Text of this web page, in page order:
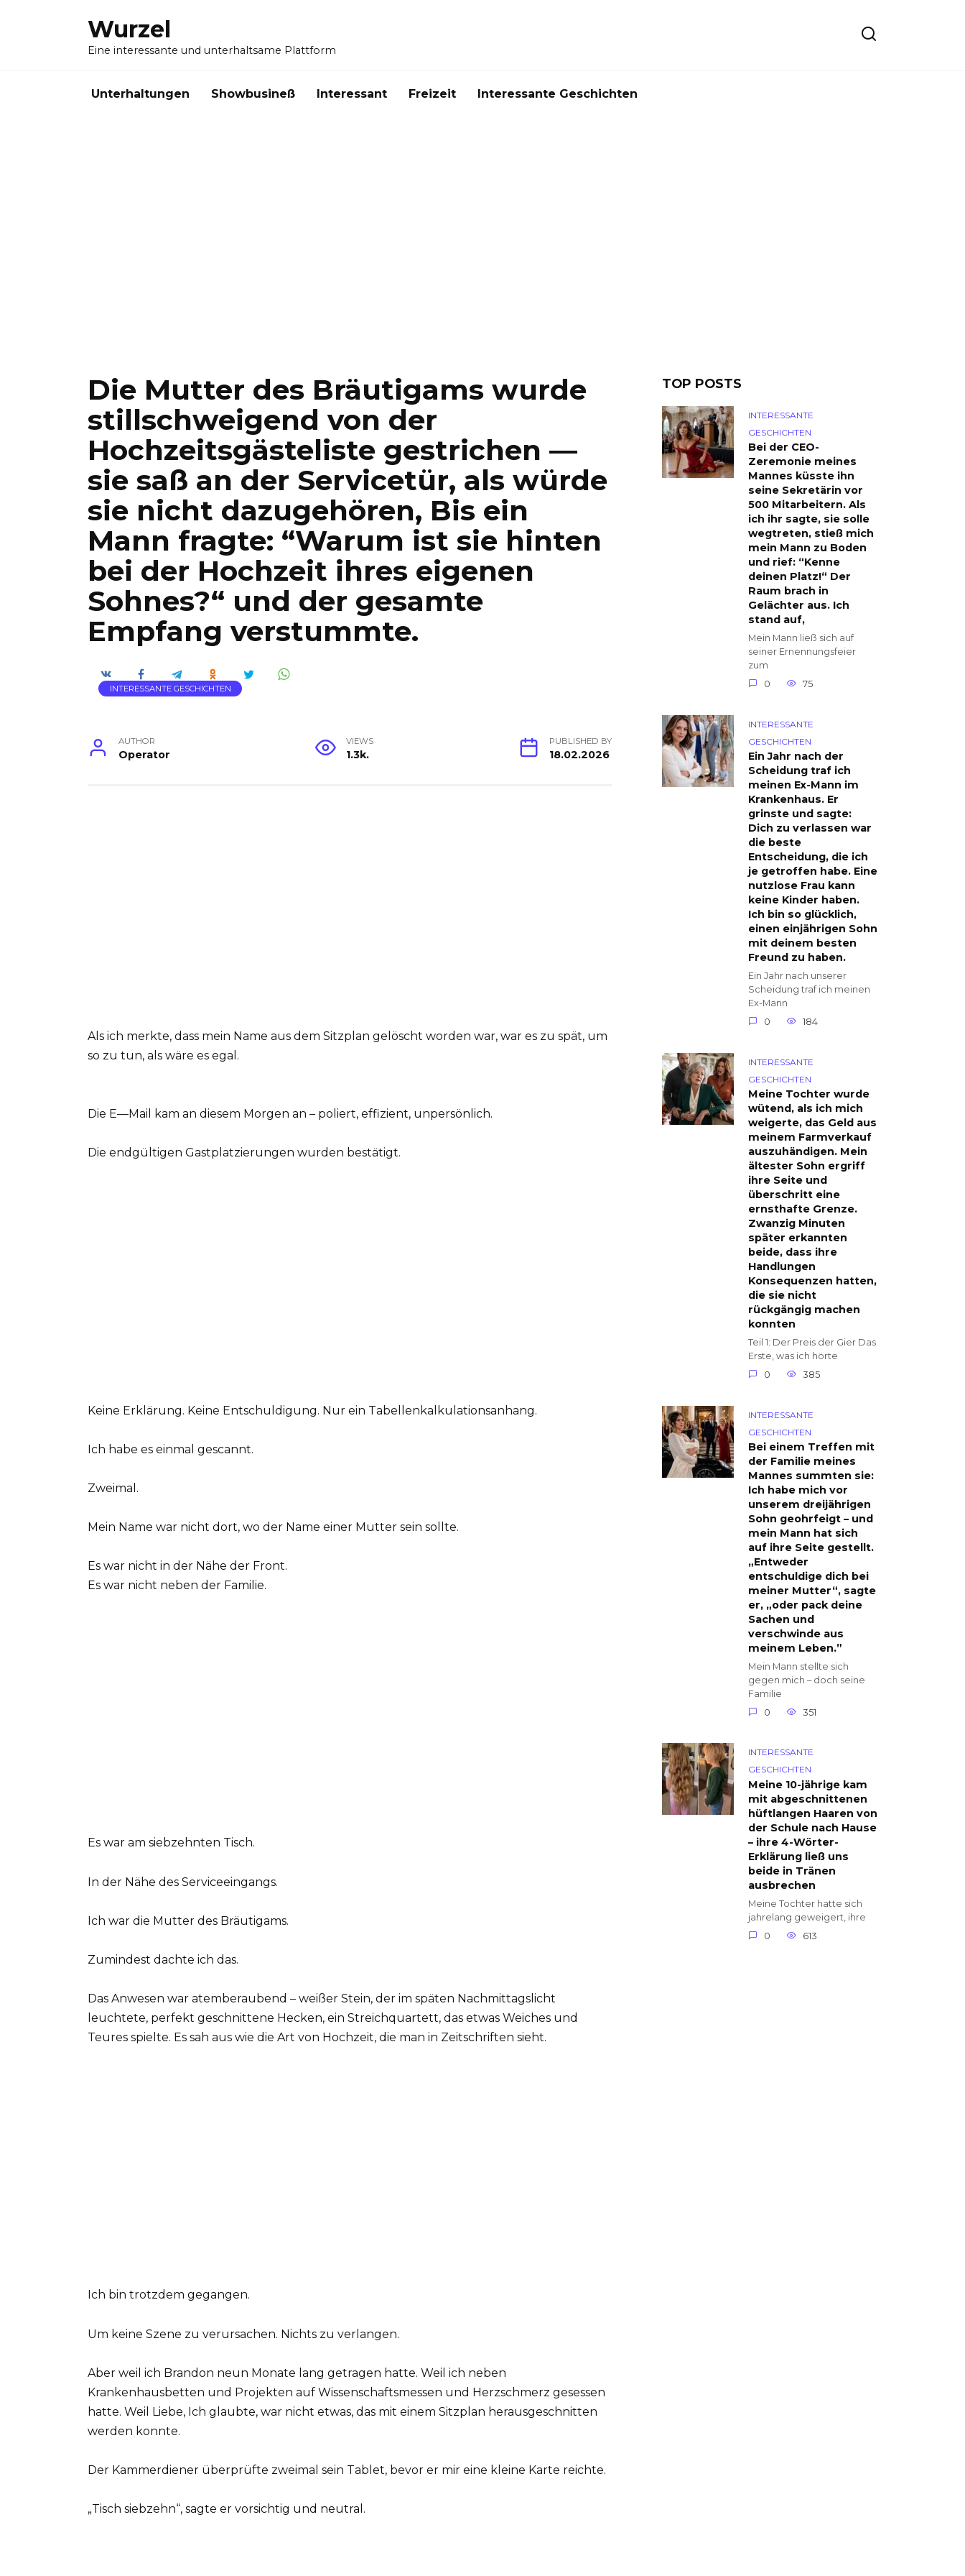
Wurzel
Eine interessante und unterhaltsame Plattform
Unterhaltungen Showbusineß Interessant Freizeit Interessante Geschichten
Die Mutter des Bräutigams wurde
stillschweigend von der
Hochzeitsgästeliste gestrichen —
sie saß an der Servicetür, als würde
sie nicht dazugehören, Bis ein
Mann fragte: “Warum ist sie hinten
bei der Hochzeit ihres eigenen
Sohnes?“ und der gesamte
Empfang verstummte.
INTERESSANTE GESCHICHTEN
AUTHOR
Operator
VIEWS
1.3k.
PUBLISHED BY
18.02.2026
Als ich merkte, dass mein Name aus dem Sitzplan gelöscht worden war, war es zu spät, um
so zu tun, als wäre es egal.
Die E—Mail kam an diesem Morgen an – poliert, effizient, unpersönlich.
Die endgültigen Gastplatzierungen wurden bestätigt.
Keine Erklärung. Keine Entschuldigung. Nur ein Tabellenkalkulationsanhang.
Ich habe es einmal gescannt.
Zweimal.
Mein Name war nicht dort, wo der Name einer Mutter sein sollte.
Es war nicht in der Nähe der Front.
Es war nicht neben der Familie.
Es war am siebzehnten Tisch.
In der Nähe des Serviceeingangs.
Ich war die Mutter des Bräutigams.
Zumindest dachte ich das.
Das Anwesen war atemberaubend – weißer Stein, der im späten Nachmittagslicht
leuchtete, perfekt geschnittene Hecken, ein Streichquartett, das etwas Weiches und
Teures spielte. Es sah aus wie die Art von Hochzeit, die man in Zeitschriften sieht.
Ich bin trotzdem gegangen.
Um keine Szene zu verursachen. Nichts zu verlangen.
Aber weil ich Brandon neun Monate lang getragen hatte. Weil ich neben
Krankenhausbetten und Projekten auf Wissenschaftsmessen und Herzschmerz gesessen
hatte. Weil Liebe, Ich glaubte, war nicht etwas, das mit einem Sitzplan herausgeschnitten
werden konnte.
Der Kammerdiener überprüfte zweimal sein Tablet, bevor er mir eine kleine Karte reichte.
„Tisch siebzehn“, sagte er vorsichtig und neutral.
TOP POSTS
INTERESSANTE
GESCHICHTEN
Bei der CEO-
Zeremonie meines
Mannes küsste ihn
seine Sekretärin vor
500 Mitarbeitern. Als
ich ihr sagte, sie solle
wegtreten, stieß mich
mein Mann zu Boden
und rief: “Kenne
deinen Platz!“ Der
Raum brach in
Gelächter aus. Ich
stand auf,
Mein Mann ließ sich auf
seiner Ernennungsfeier
zum
0
75
INTERESSANTE
GESCHICHTEN
Ein Jahr nach der
Scheidung traf ich
meinen Ex-Mann im
Krankenhaus. Er
grinste und sagte:
Dich zu verlassen war
die beste
Entscheidung, die ich
je getroffen habe. Eine
nutzlose Frau kann
keine Kinder haben.
Ich bin so glücklich,
einen einjährigen Sohn
mit deinem besten
Freund zu haben.
Ein Jahr nach unserer
Scheidung traf ich meinen
Ex-Mann
0
184
INTERESSANTE
GESCHICHTEN
Meine Tochter wurde
wütend, als ich mich
weigerte, das Geld aus
meinem Farmverkauf
auszuhändigen. Mein
ältester Sohn ergriff
ihre Seite und
überschritt eine
ernsthafte Grenze.
Zwanzig Minuten
später erkannten
beide, dass ihre
Handlungen
Konsequenzen hatten,
die sie nicht
rückgängig machen
konnten
Teil 1: Der Preis der Gier Das
Erste, was ich hörte
0
385
INTERESSANTE
GESCHICHTEN
Bei einem Treffen mit
der Familie meines
Mannes summten sie:
Ich habe mich vor
unserem dreijährigen
Sohn geohrfeigt – und
mein Mann hat sich
auf ihre Seite gestellt.
„Entweder
entschuldige dich bei
meiner Mutter“, sagte
er, „oder pack deine
Sachen und
verschwinde aus
meinem Leben.”
Mein Mann stellte sich
gegen mich – doch seine
Familie
0
351
INTERESSANTE
GESCHICHTEN
Meine 10-jährige kam
mit abgeschnittenen
hüftlangen Haaren von
der Schule nach Hause
– ihre 4-Wörter-
Erklärung ließ uns
beide in Tränen
ausbrechen
Meine Tochter hatte sich
jahrelang geweigert, ihre
0
613